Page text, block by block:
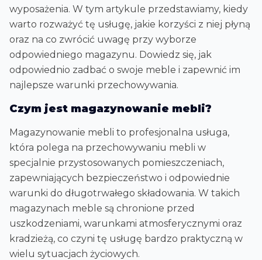
wyposażenia. W tym artykule przedstawiamy, kiedy
warto rozważyć tę usługę, jakie korzyści z niej płyną
oraz na co zwrócić uwagę przy wyborze
odpowiedniego magazynu. Dowiedz się, jak
odpowiednio zadbać o swoje meble i zapewnić im
najlepsze warunki przechowywania.
Czym jest magazynowanie mebli?
Magazynowanie mebli to profesjonalna usługa,
która polega na przechowywaniu mebli w
specjalnie przystosowanych pomieszczeniach,
zapewniających bezpieczeństwo i odpowiednie
warunki do długotrwałego składowania. W takich
magazynach meble są chronione przed
uszkodzeniami, warunkami atmosferycznymi oraz
kradzieżą, co czyni tę usługę bardzo praktyczną w
wielu sytuacjach życiowych.